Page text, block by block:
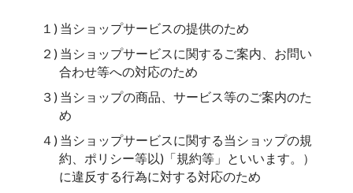
１) 当ショップサービスの提供のため
２) 当ショップサービスに関するご案内、お問い
合わせ等への対応のため
３) 当ショップの商品、サービス等のご案内のた
め
４) 当ショップサービスに関する当ショップの規
約、ポリシー等以)「規約等」といいます。）
に違反する行為に対する対応のため